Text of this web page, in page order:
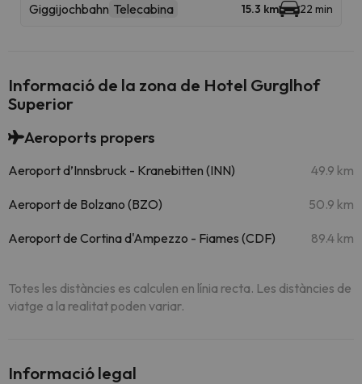
Giggijochbahn Telecabina 15.3 km 22 min
Informació de la zona de Hotel Gurglhof
Superior
Aeroports propers
Aeroport d’Innsbruck - Kranebitten (INN) 49.9 km
Aeroport de Bolzano (BZO) 50.9 km
Aeroport de Cortina d'Ampezzo - Fiames (CDF) 89.4 km
Totes les distàncies es calculen en línia recta. Les distàncies de
viatge a la realitat poden variar.
Informació legal